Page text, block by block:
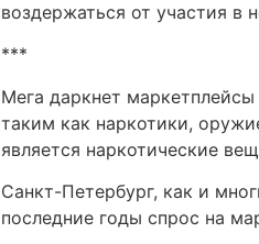
воздержаться от участия в
***
Мега даркнет
таким как наркотики,
является наркотические
Санкт-Петербург, как и
последние годы спрос на